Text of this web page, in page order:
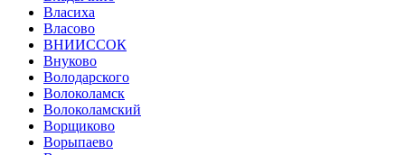
Власиха
Власово
ВНИИССОК
Внуково
Володарского
Волоколамск
Волоколамский
Ворщиково
Ворыпаево